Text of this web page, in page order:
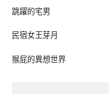
跳躍的宅男
民宿女王芽月
猴屁的異想世界